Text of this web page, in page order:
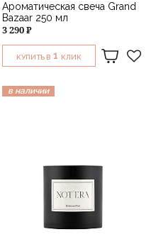
Ароматическая свеча Grand
Bazaar 250 мл
3 290 ₽
КУПИТЬ В 1 КЛИК
в наличии